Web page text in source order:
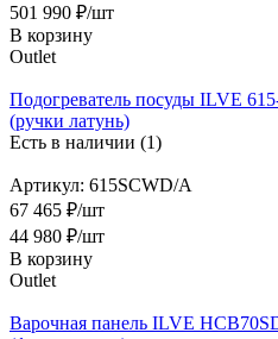
501 990 ₽/шт
В корзину
Outlet
Подогреватель посуды ILVE
(ручки латунь)
Есть в наличии (1)
Артикул: 615SCWD/A
67 465 ₽/шт
44 980 ₽/шт
В корзину
Outlet
Варочная панель ILVE